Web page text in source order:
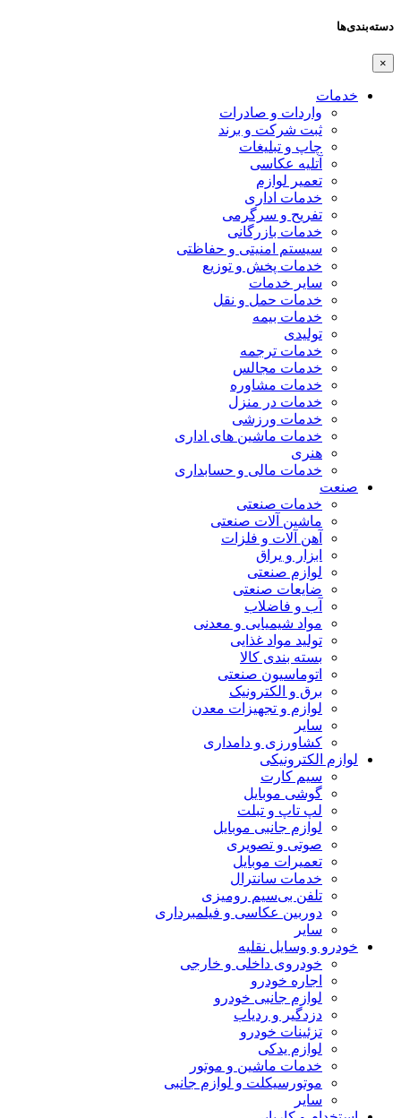
دسته‌بندی‌ها
×
خدمات
واردات و صادرات
ثبت شرکت و برند
چاپ و تبلیغات
آتلیه عکاسی
تعمیر لوازم
خدمات اداری
تفریح و سرگرمی
خدمات بازرگانی
سیستم امنیتی و حفاظتی
خدمات پخش و توزیع
سایر خدمات
خدمات حمل و نقل
خدمات بیمه
تولیدی
خدمات ترجمه
خدمات مجالس
خدمات مشاوره
خدمات در منزل
خدمات ورزشی
خدمات ماشین های اداری
هنری
خدمات مالی و حسابداری
صنعت
خدمات صنعتی
ماشین آلات صنعتی
آهن آلات و فلزات
ابزار و یراق
لوازم صنعتی
ضایعات صنعتی
آب و فاضلاب
مواد شیمیایی و معدنی
تولید مواد غذایی
بسته بندی کالا
اتوماسیون صنعتی
برق و الکترونیک
لوازم و تجهیزات معدن
سایر
کشاورزی و دامداری
لوازم الکترونیکی
سیم کارت
گوشی موبایل
لپ تاپ و تبلت
لوازم جانبی موبایل
صوتی و تصویری
تعمیرات موبایل
خدمات سانترال
تلفن بی‌سیم رومیزی
دوربین عکاسی و فیلمبرداری
سایر
خودرو و وسایل نقلیه
خودروی داخلی و خارجی
اجاره خودرو
لوازم جانبی خودرو
دزدگیر و ردیاب
تزئینات خودرو
لوازم یدکی
خدمات ماشین و موتور
موتورسیکلت و لوازم جانبی
سایر